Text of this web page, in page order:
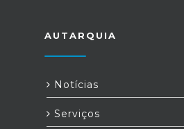
AUTARQUIA
Notícias
Serviços